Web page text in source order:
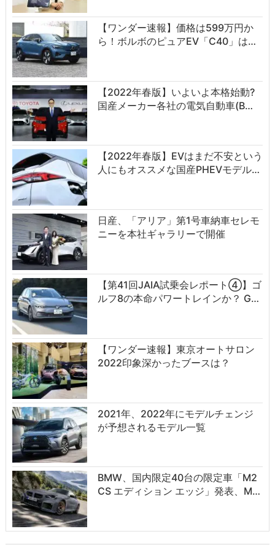
【ワンダー速報】価格は599万円か
ら！ボルボのピュアEV「C40」は…
【2022年春版】いよいよ本格始動?
国産メーカー各社の電気自動車(B…
【2022年春版】EVはまだ不安という
人にもオススメな国産PHEVモデル…
日産、「アリア」第1号車納車セレモ
ニーを本社ギャラリーで開催
【第41回JAIA試乗会レポート④】ゴ
ルフ8の本命パワートレインか？ G…
【ワンダー速報】東京オートサロン
2022印象深かったブースは？
2021年、2022年にモデルチェンジ
が予想されるモデル一覧
BMW、国内限定40台の限定車「M2
CS エディション エッジ」発表、M…